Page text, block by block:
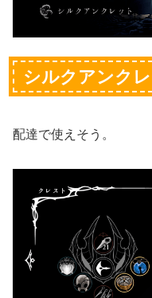
シルクアンク
配達で使えそう。